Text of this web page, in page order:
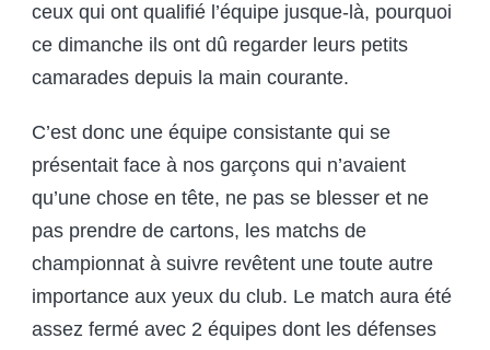
ceux qui ont qualifié l’équipe jusque-là, pourquoi
ce dimanche ils ont dû regarder leurs petits
camarades depuis la main courante.
C’est donc une équipe consistante qui se
présentait face à nos garçons qui n’avaient
qu’une chose en tête, ne pas se blesser et ne
pas prendre de cartons, les matchs de
championnat à suivre revêtent une toute autre
importance aux yeux du club. Le match aura été
assez fermé avec 2 équipes dont les défenses